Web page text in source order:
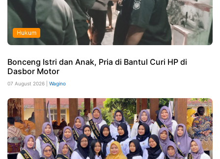
Hukum
Bonceng Istri dan Anak, Pria di Bantul Curi HP di
Dasbor Motor
07 August 2026 | Wagino